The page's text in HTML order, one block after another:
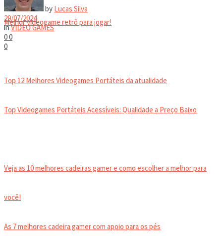
Melhor videogame retrô para jogar!
VIDEOGAMES PORTÁTEIS
Top 12 Melhores Videogames Portáteis da atualidade
Top Videogames Portáteis Acessíveis: Qualidade a Preço Baixo
Veja as 10 melhores cadeiras gamer e como escolher a melhor para
você!
As 7 melhores cadeira gamer com apoio para os pés
by Lucas Silva
29/07/2024
inVIDEO GAMES
00
0